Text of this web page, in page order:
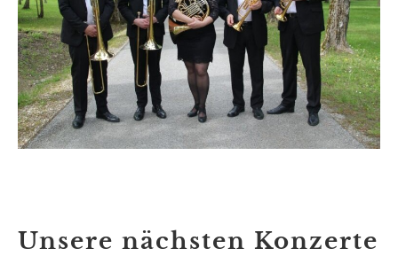
Unsere nächsten Konzerte